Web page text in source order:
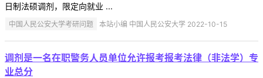
日制法硕调剂，限定向就业 ...
中国人民公安大学考研问题 本站小编 中国人民公安大学 2022-10-15
调剂是一名在职警务人员单位允许报考报考法律（非法学）专
业总分